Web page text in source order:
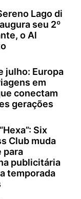
Lago di
seu 2º
o Al
julho: Europa
em
conectam
gerações
Six
Club muda
para
publicitária
temporada